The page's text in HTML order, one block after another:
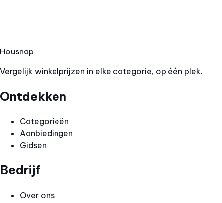
Housnap
Vergelijk winkelprijzen in elke categorie, op één plek.
Ontdekken
Categorieën
Aanbiedingen
Gidsen
Bedrijf
Over ons